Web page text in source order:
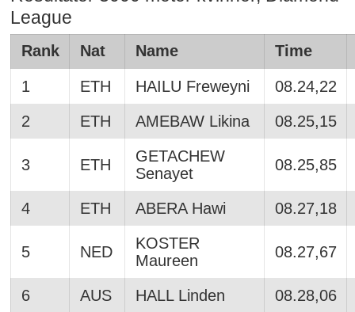
League
Rank Nat Name Time
1 ETH HAILU Freweyni
08.24,22
2
ETH AMEBAW Likina 08.25,15
3 ETH
GETACHEW
Senayet
08.25,85
4 ETH ABERA Hawi 08.27,18
5 NED
KOSTER
Maureen
08.27,67
6 AUS HALL Linden
08.28,06